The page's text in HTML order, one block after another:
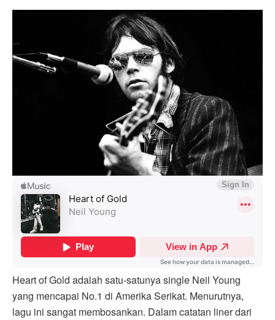
Heart of Gold adalah satu-satunya single Neil Young
yang mencapai No.1 di Amerika Serikat. Menurutnya,
lagu ini sangat membosankan. Dalam catatan liner dari